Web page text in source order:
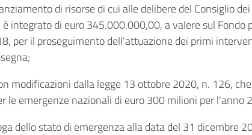
di risorse di cui alle delibere del Consiglio
di euro 345.000.000,00, a valere sul Fondo
per il proseguimento dell’attuazione dei primi
modificazioni dalla legge 13 ottobre 2020, n. 126,
le emergenze nazionali di euro 300 milioni per l'anno
dello stato di emergenza alla data del 31 dicembre